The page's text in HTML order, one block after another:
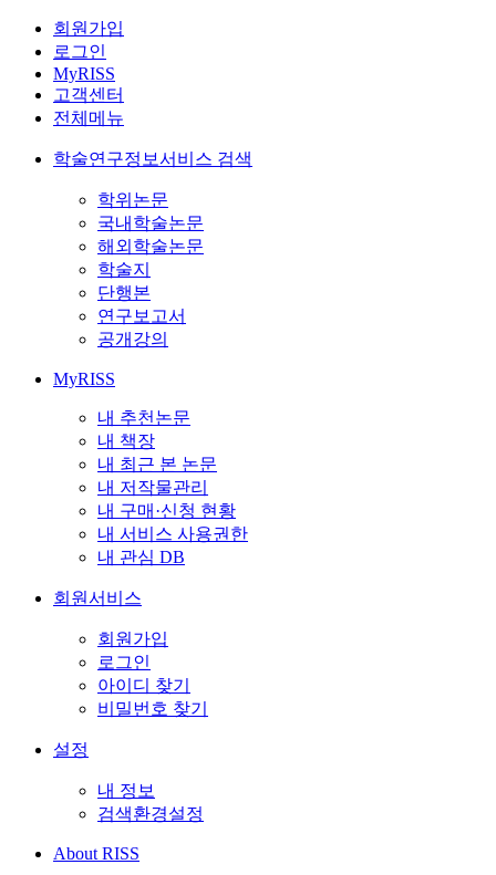
회원가입
로그인
MyRISS
고객센터
전체메뉴
학술연구정보서비스 검색
학위논문
국내학술논문
해외학술논문
학술지
단행본
연구보고서
공개강의
MyRISS
내 추천논문
내 책장
내 최근 본 논문
내 저작물관리
내 구매·신청 현황
내 서비스 사용권한
내 관심 DB
회원서비스
회원가입
로그인
아이디 찾기
비밀번호 찾기
설정
내 정보
검색환경설정
About RISS